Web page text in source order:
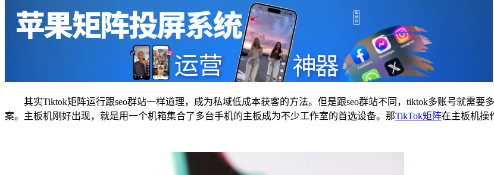
其实Tiktok矩阵运行跟seo群站一样道理，成为私域低成本获客的方法。但是跟seo群站不同，tiktok多账号就需
案。主板机刚好出现，就是用一个机箱集合了多台手机的主板成为不少工作室的首选设备。那TikTok矩阵在主板机操